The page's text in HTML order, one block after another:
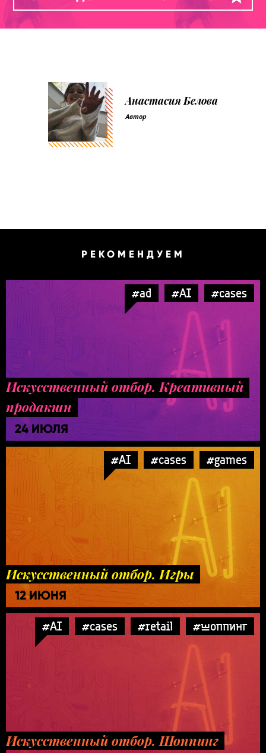
Анастасия Белова
Автор
РЕКОМЕНДУЕМ
#ad #AI #cases
Искусственный отбор. Креативный
продакшн
24 ИЮЛЯ
#AI #cases #games
Искусственный отбор. Игры
12 ИЮНЯ
#AI #cases #retail #шоппинг
Искусственный отбор. Шоппинг